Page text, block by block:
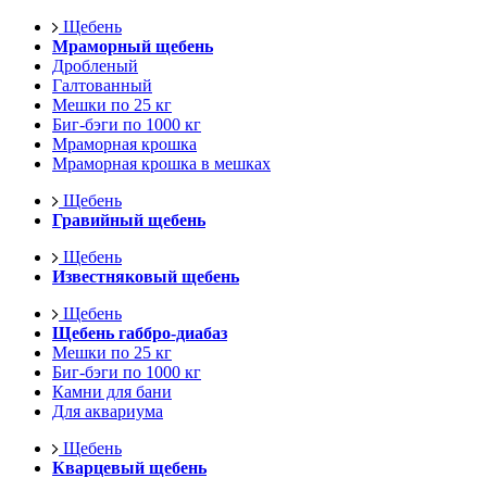
Щебень
Мраморный щебень
Дробленый
Галтованный
Мешки по 25 кг
Биг-бэги по 1000 кг
Мраморная крошка
Мраморная крошка в мешках
Щебень
Гравийный щебень
Щебень
Известняковый щебень
Щебень
Щебень габбро-диабаз
Мешки по 25 кг
Биг-бэги по 1000 кг
Камни для бани
Для аквариума
Щебень
Кварцевый щебень